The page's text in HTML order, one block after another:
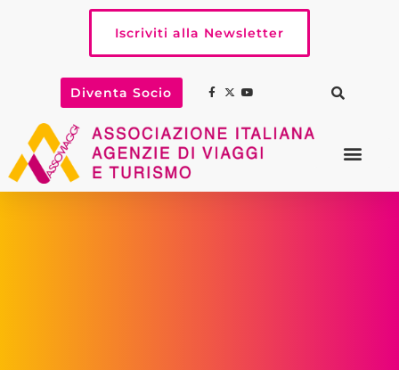
Iscriviti alla Newsletter
Diventa Socio